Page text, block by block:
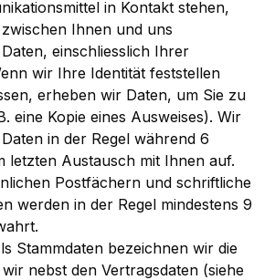
in Kontakt stehen,
Ihnen und uns
einschliesslich Ihrer
wir Ihre Identität feststellen
erheben wir Daten, um Sie zu
eine Kopie eines Ausweises). Wir
in der Regel während 6
letzten Austausch mit Ihnen auf.
Postfächern und schriftliche
werden in der Regel mindestens 9
Stammdaten bezeichnen wir die
nebst den Vertragsdaten (siehe